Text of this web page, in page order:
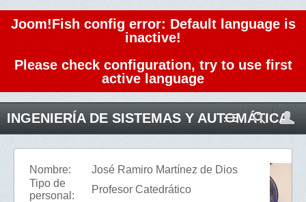
Joom!Fish config error: Default language is
inactive!
Please check configuration, try to use first
active language
INGENIERÍA DE SISTEMAS Y AUTOMÁTICA
Nombre:
José Ramiro Martínez de Dios
Tipo de
personal:
Profesor Catedrático